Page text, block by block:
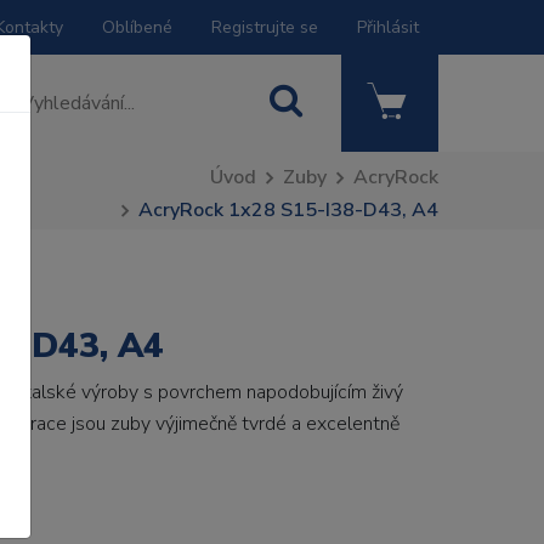
Oblíbené Registrujte se Přihlásit
Úvod Zuby
AcryRock
AcryRock 1x28 S15-I38-D43, A4
D43, A4
italské výroby s povrchem napodobujícím živý
jsou zuby výjimečně tvrdé a excelentně